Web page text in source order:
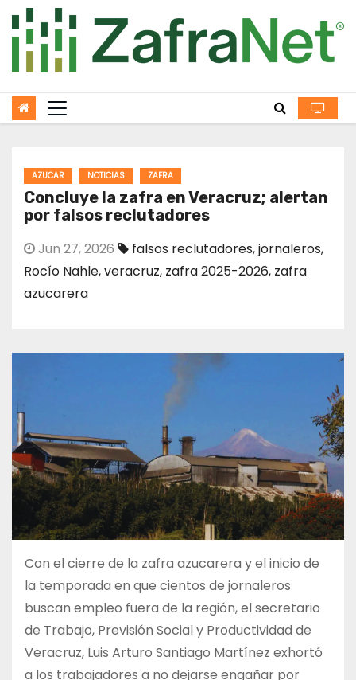
to
content
AZUCAR NOTICIAS ZAFRA
Concluye la zafra en Veracruz; alertan
por falsos reclutadores
Jun 27, 2026 falsos reclutadores,jornaleros,
Rocío Nahle,veracruz, zafra 2025-2026, zafra
azucarera
Con el cierre de la zafra azucarera y el inicio de
la temporada en que cientos de jornaleros
buscan empleo fuera de la región, el secretario
de Trabajo, Previsión Social y Productividad de
Veracruz, Luis Arturo Santiago Martínez exhortó
a los trabajadores a no dejarse engañar por